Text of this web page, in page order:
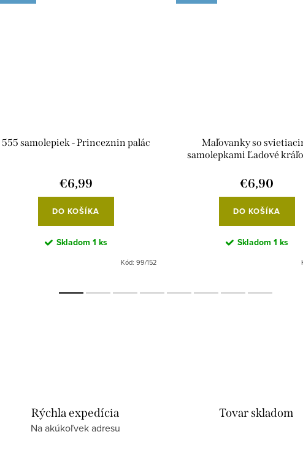
555 samolepiek - Princeznin palác
€6,99
DO KOŠÍKA
Skladom 1 ks
Kód: 99/152
Maľovanky so
samolepkami Ľadové
€6,90
DO KOŠÍKA
Skladom 1 ks
Rýchla expedícia
Na akúkoľvek adresu
Tovar skladom